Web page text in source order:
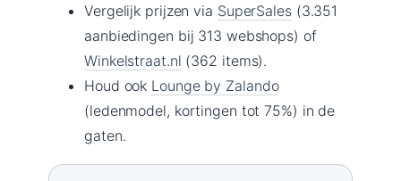
Vergelijk prijzen via SuperSales(3.351
aanbiedingen bij 313 webshops) of
Winkelstraat.nl (362 items).
Houd ook Lounge by Zalando
(ledenmodel, kortingen tot 75%) in de
gaten.